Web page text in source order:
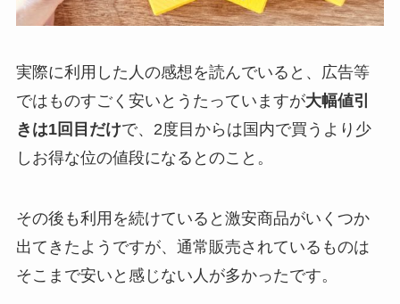
実際に利用した人の感想を読んでいると、
広告等
ではものすごく安いとうたっていますが大幅値引
きは1回目だけで、 2度目からは国内で買うより少
しお得な位の値段になるとのこと。
その後も利用を続けていると激安商品がいくつか
出てきたようですが、 通常販売されているものは
そこまで安いと感じない人が多かったです。